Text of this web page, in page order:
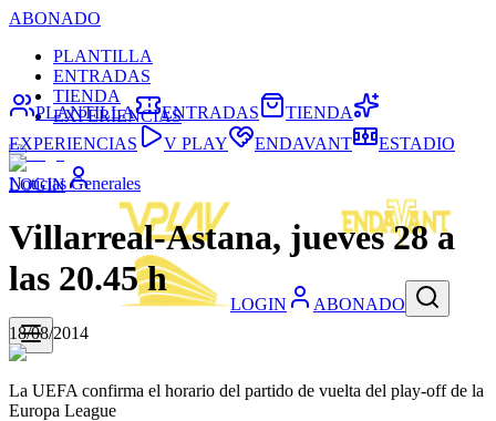
ABONADO
PLANTILLA
ENTRADAS
TIENDA
EXPERIENCIAS
LOGIN
LOGIN ABONADO
PLANTILLA ENTRADAS
TIENDA
EXPERIENCIAS
V PLAY ENDAVANT ESTADIO
Noticias Generales
Villarreal-Astana, jueves 28 a
las 20.45 h
18/08/2014
La UEFA confirma el horario del partido de vuelta del play-off de la
Europa League